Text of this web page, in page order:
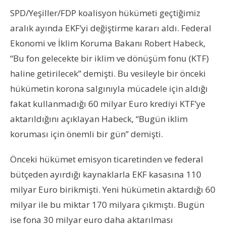
SPD/Yeşiller/FDP koalisyon hükümeti geçtiğimiz
aralık ayında EKF’yi değiştirme kararı aldı. Federal
Ekonomi ve İklim Koruma Bakanı Robert Habeck,
“Bu fon gelecekte bir iklim ve dönüşüm fonu (KTF)
haline getirilecek” demişti. Bu vesileyle bir önceki
hükümetin korona salgınıyla mücadele için aldığı
fakat kullanmadığı 60 milyar Euro krediyi KTF’ye
aktarıldığını açıklayan Habeck, “Bugün iklim
koruması için önemli bir gün” demişti.
Önceki hükümet emisyon ticaretinden ve federal
bütçeden ayırdığı kaynaklarla EKF kasasına 110
milyar Euro birikmişti. Yeni hükümetin aktardığı 60
milyar ile bu miktar 170 milyara çıkmıştı. Bugün
ise fona 30 milyar euro daha aktarılması